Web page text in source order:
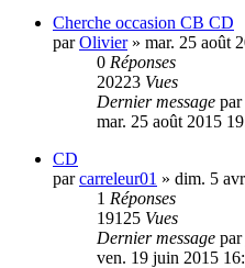
Cherche occasion CB CD
parOlivier» mar. 25 août
0 Réponses
20223 Vues
Dernier message par
mar. 25 août 2015
CD
parcarreleur01 » dim. 5
1 Réponses
19125 Vues
Dernier message par
ven. 19 juin 2015